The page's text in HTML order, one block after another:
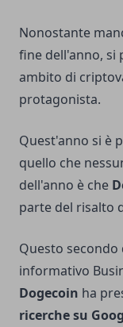
Nonostante
fine dell'anno, si
ambito di
protagonista.
Quest'anno si è
quello che
dell'anno è che
parte del risalto
Questo
informativo
Dogecoin ha
ricerche su